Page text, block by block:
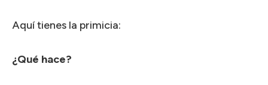
Aquí tienes la primicia:
¿Qué hace?